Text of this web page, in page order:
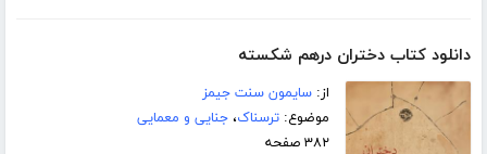
دانلود کتاب دختران درهم شکسته
از:سایمون سنت جیمز
موضوع:ترسناک،جنایی و معمایی
۳۸۲ صفحه